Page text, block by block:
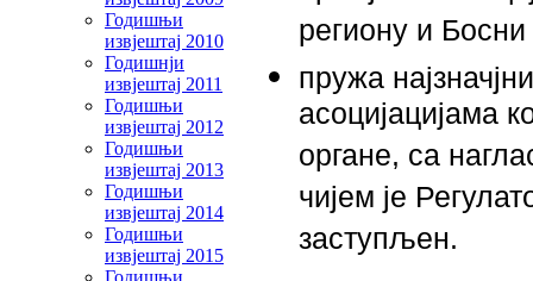
Годишњи
извјештај 2010
Годишнји
извјештај 2011
Годишњи
извјештај 2012
Годишњи
извјештај 2013
Годишњи
извјештај 2014
Годишњи
извјештај 2015
Годишњи
региону и
пружа
асоцијацијама
органе, са
чијем је
заступљен.